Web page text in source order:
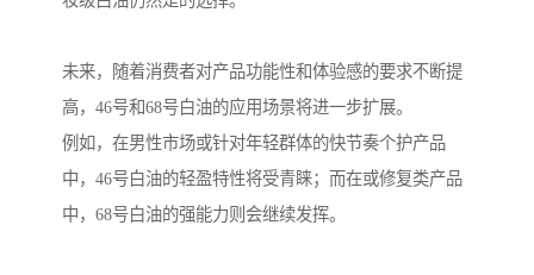
未来，随着消费者对产品功能性和体验感的要求不断提
高，46号和68号白油的应用场景将进一步扩展。
例如，在男性市场或针对年轻群体的快节奏个护产品
中，46号白油的轻盈特性将受青睐；而在或修复类产品
中，68号白油的强能力则会继续发挥。